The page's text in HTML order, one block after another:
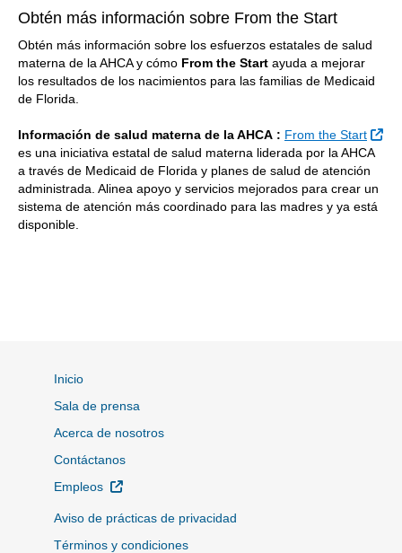
Obtén más información sobre From the Start
Obtén más información sobre los esfuerzos estatales de salud
materna de la AHCA y cómo From the Start ayuda a mejorar
los resultados de los nacimientos para las familias de Medicaid
de Florida.
Información de salud materna de la AHCA : From the Start
es una iniciativa estatal de salud materna liderada por la AHCA
a través de Medicaid de Florida y planes de salud de atención
administrada. Alinea apoyo y servicios mejorados para crear un
sistema de atención más coordinado para las madres y ya está
disponible.
Inicio
Sala de prensa
Acerca de nosotros
Contáctanos
Empleos
Sitio Externo
Aviso de prácticas de privacidad
Términos y condiciones